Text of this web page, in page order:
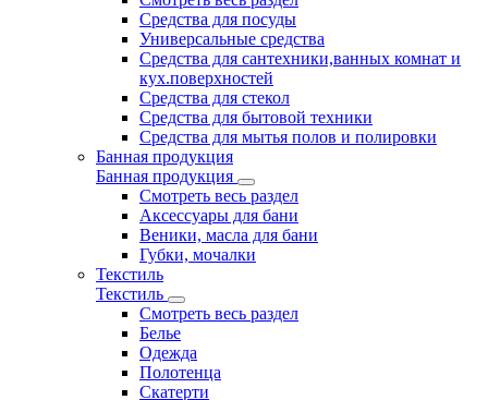
Средства для посуды
Универсальные средства
Средства для сантехники,ванных комнат и
кух.поверхностей
Средства для стекол
Средства для бытовой техники
Средства для мытья полов и полировки
Банная продукция
Банная продукция
Смотреть весь раздел
Аксессуары для бани
Веники, масла для бани
Губки, мочалки
Текстиль
Текстиль
Смотреть весь раздел
Белье
Одежда
Полотенца
Скатерти